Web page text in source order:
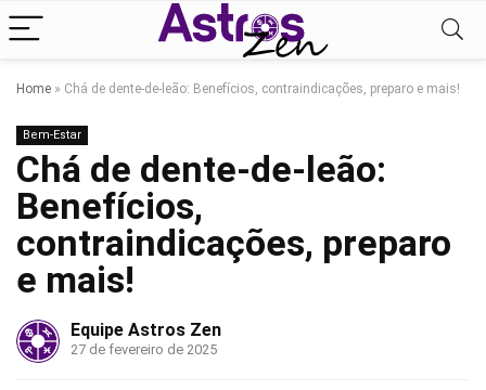
Home » Chá de dente-de-leão: Benefícios, contraindicações, preparo e mais!
Bem-Estar
Chá de dente-de-leão:
Benefícios,
contraindicações, preparo
e mais!
Equipe Astros Zen
27 de fevereiro de 2025